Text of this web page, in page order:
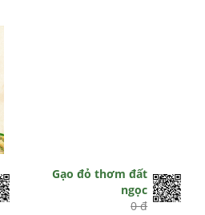
Gạo đỏ thơm đất
ngọc
0 đ